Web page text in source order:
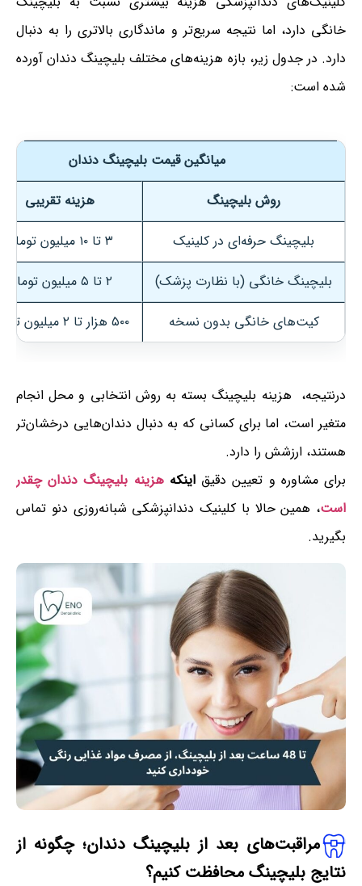
خانگی دارد، اما نتیجه سریع‌تر و ماندگاری بالاتری را به دنبال
دارد. در جدول زیر، بازه هزینه‌های مختلف بلیچینگ دندان آورده
شده است:
میانگین قیمت بلیچینگ دندان
روش بلیچینگ
هزینه تقریبی
بلیچینگ حرفه‌ای در کلینیک
۳ تا ۱۰ میلیون تومان
بلیچینگ خانگی (با نظارت پزشک)
۲ تا ۵ میلیون تومان
کیت‌های خانگی بدون نسخه
۵۰۰ هزار تا ۲ میلیون تومان
درنتیجه، هزینه بلیچینگ بسته به روش انتخابی و محل انجام
متغیر است، اما برای کسانی که به دنبال دندان‌هایی درخشان‌تر
هستند، ارزشش را دارد.
برای مشاوره و تعیین دقیقاینکههزینه بلیچینگ دندان چقدر
است، همین حالا با کلینیک دندانپزشکی شبانه‌روزی دنو تماس
بگیرید.
مراقبت‌های بعد از بلیچینگ دندان؛چگونه از
نتایج بلیچینگ محافظت کنیم؟